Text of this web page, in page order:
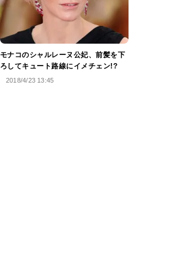
モナコのシャルレーヌ公妃、前髪を下
ろしてキュート路線にイメチェン!?
2018/4/23 13:45